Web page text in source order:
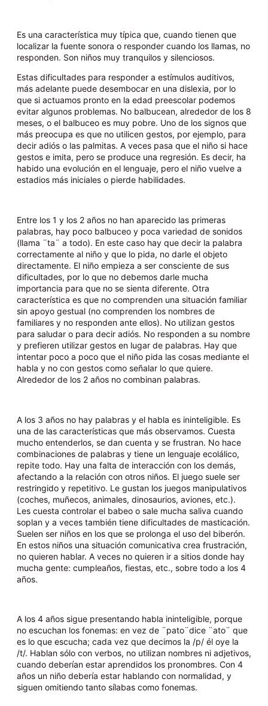
Es una característica muy típica que, cuando tienen que
localizar la fuente sonora o responder cuando los llamas, no
responden. Son niños muy tranquilos y silenciosos.
Estas dificultades para responder a estímulos auditivos,
más adelante puede desembocar en una dislexia, por lo
que si actuamos pronto en la edad preescolar podemos
evitar algunos problemas. No balbucean, alrededor de los 8
meses, o el balbuceo es muy pobre. Uno de los signos que
más preocupa es que no utilicen gestos, por ejemplo, para
decir adiós o las palmitas. A veces pasa que el niño si hace
gestos e imita, pero se produce una regresión. Es decir, ha
habido una evolución en el lenguaje, pero el niño vuelve a
estadios más iniciales o pierde habilidades.
Entre los 1 y los 2 años no han aparecido las primeras
palabras, hay poco balbuceo y poca variedad de sonidos
(llama ¨ta¨ a todo). En este caso hay que decir la palabra
correctamente al niño y que lo pida, no darle el objeto
directamente. El niño empieza a ser consciente de sus
dificultades, por lo que no debemos darle mucha
importancia para que no se sienta diferente. Otra
característica es que no comprenden una situación familiar
sin apoyo gestual (no comprenden los nombres de
familiares y no responden ante ellos). No utilizan gestos
para saludar o para decir adiós. No responden a su nombre
y prefieren utilizar gestos en lugar de palabras. Hay que
intentar poco a poco que el niño pida las cosas mediante el
habla y no con gestos como señalar lo que quiere.
Alrededor de los 2 años no combinan palabras.
A los 3 años no hay palabras y el habla es ininteligible. Es
una de las características que más observamos. Cuesta
mucho entenderlos, se dan cuenta y se frustran. No hace
combinaciones de palabras y tiene un lenguaje ecolálico,
repite todo. Hay una falta de interacción con los demás,
afectando a la relación con otros niños. El juego suele ser
restringido y repetitivo. Le gustan los juegos manipulativos
(coches, muñecos, animales, dinosaurios, aviones, etc.).
Les cuesta controlar el babeo o sale mucha saliva cuando
soplan y a veces también tiene dificultades de masticación.
Suelen ser niños en los que se prolonga el uso del biberón.
En estos niños una situación comunicativa crea frustración,
no quieren hablar. A veces no quieren ir a sitios donde hay
mucha gente: cumpleaños, fiestas, etc., sobre todo a los 4
años.
A los 4 años sigue presentando habla ininteligible, porque
no escuchan los fonemas: en vez de ¨pato¨dice ¨ato¨ que
es lo que escucha; cada vez que decimos la /p/ él oye la
/t/. Hablan sólo con verbos, no utilizan nombres ni adjetivos,
cuando deberían estar aprendidos los pronombres. Con 4
años un niño debería estar hablando con normalidad, y
siguen omitiendo tanto sílabas como fonemas.